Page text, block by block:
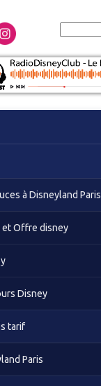
à Disneyland Paris
et Offre disney
Disney
tarif
Paris